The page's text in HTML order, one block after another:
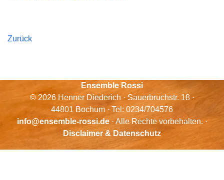
Zurück
Ensemble Rossi
© 2026 Henner Diederich · Sauerbruchstr. 18 ·
44801 Bochum · Tel: 0234/704576
info@ensemble-rossi.de· Alle Rechte vorbehalten. ·
Disclaimer & Datenschutz